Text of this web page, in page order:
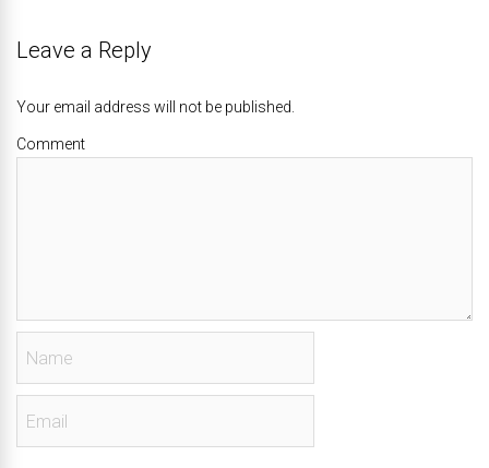
Leave a Reply
Your email address will not be published.
Comment